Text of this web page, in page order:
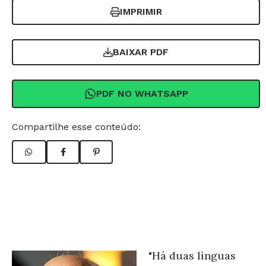
IMPRIMIR
BAIXAR PDF
PDF NO WHATSAPP
Compartilhe esse conteúdo:
"Há duas línguas